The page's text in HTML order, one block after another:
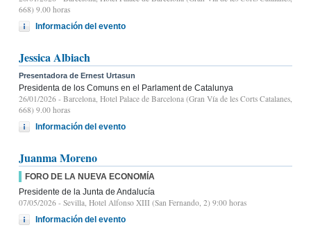
668) 9.00 horas
Información del evento
Jessica Albiach
Presentadora de Ernest Urtasun
Presidenta de los Comuns en el Parlament de Catalunya
26/01/2026 - Barcelona, Hotel Palace de Barcelona (Gran Vía de les Corts Catalanes,
668) 9.00 horas
Información del evento
Juanma Moreno
FORO DE LA NUEVA ECONOMÍA
Presidente de la Junta de Andalucía
07/05/2026 - Sevilla, Hotel Alfonso XIII (San Fernando, 2) 9:00 horas
Información del evento